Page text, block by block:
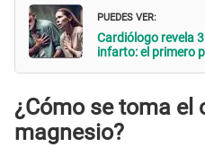
PUEDES VER:
Cardiólogo revela
infarto: el primero
¿Cómo se toma el
magnesio?